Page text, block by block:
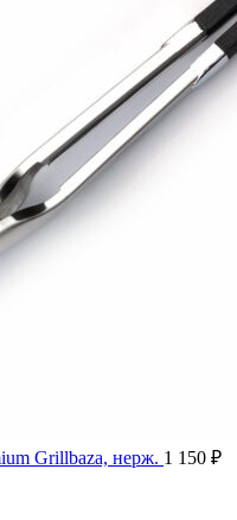
Grillbaza, нерж. 1 150 ₽